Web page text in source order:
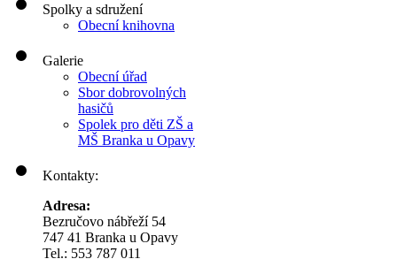
Spolky a sdružení
Obecní knihovna
Galerie
Obecní úřad
Sbor dobrovolných
hasičů
Spolek pro děti ZŠ a
MŠ Branka u Opavy
Kontakty:
Adresa:
Bezručovo nábřeží 54
747 41 Branka u Opavy
Tel.: 553 787 011